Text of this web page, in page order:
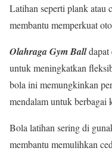
Latihan seperti plank atau
membantu memperkuat
Olahraga Gym Balldapat
untuk meningkatkan
bola ini memungkinkan
mendalam untuk berbagai
Bola latihan sering di
membantu memulihkan